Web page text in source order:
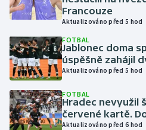
Judo
Lezení
Lyže a snowboard
Moderní pětiboj
Francouze
Aktualizováno před 5 hod
FOTBAL
Jablonec doma
úspěšně zahájil
Aktualizováno před 5 hod
FOTBAL
Hradec nevyužil
červené kartě.
Aktualizováno před 6 hod